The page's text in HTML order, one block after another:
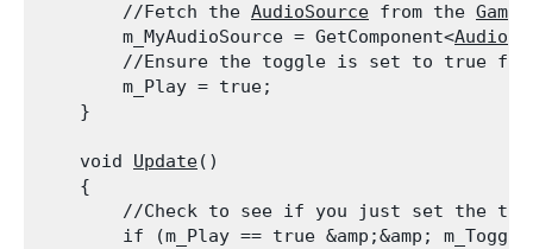
        //Fetch the
AudioSource from the
        m_MyAudioSource = GetComponent<
//Ensure the toggle is set to true
        m_Play = true;
    }
    void
Update()
    {
//Check to see if you just set the
if (m_Play == true &amp;&amp;